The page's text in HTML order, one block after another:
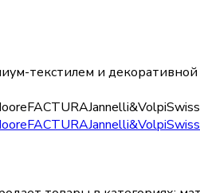
текстилем и
FACTURAJannelli&Volpi
FACTURAJannelli&Volpi